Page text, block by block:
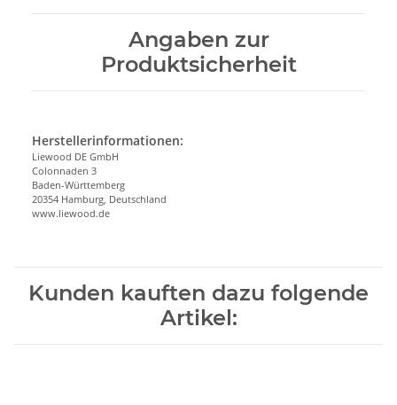
Angaben zur
Produktsicherheit
Herstellerinformationen:
Liewood DE GmbH
Colonnaden 3
Baden-Württemberg
20354 Hamburg, Deutschland
www.liewood.de
Kunden kauften dazu folgende
Artikel: